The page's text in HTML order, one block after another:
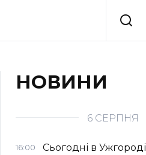
Події
НОВИНИ
6 СЕРПНЯ
16:00
Сьогодні в Ужгороді